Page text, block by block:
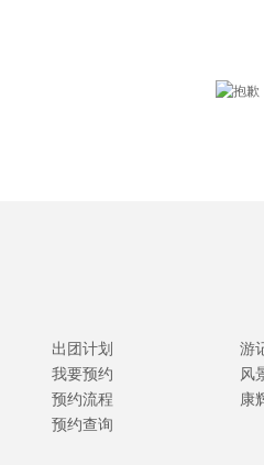
出团计划
我要预约
预约流程
预约查询
游
风
康